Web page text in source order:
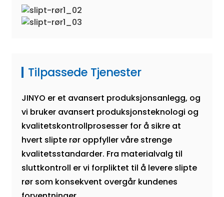
Tilpassede Tjenester
JINYO er et avansert produksjonsanlegg, og
vi bruker avansert produksjonsteknologi og
kvalitetskontrollprosesser for å sikre at
hvert slipte rør oppfyller våre strenge
kvalitetsstandarder. Fra materialvalg til
sluttkontroll er vi forpliktet til å levere slipte
rør som konsekvent overgår kundenes